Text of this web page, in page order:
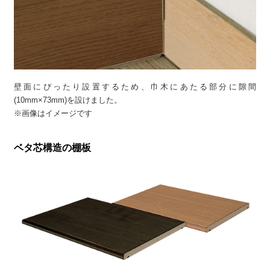
壁面にぴったり設置するため、巾木にあたる部分に隙間
(10mm×73mm)を設けました。
※画像はイメージです
ベタ芯構造の棚板